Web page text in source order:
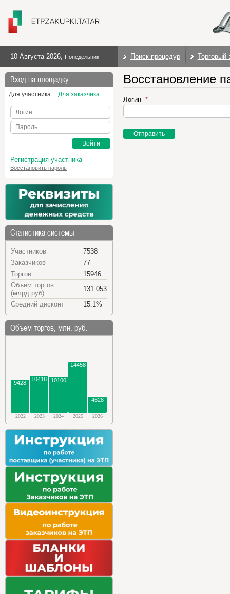
10 Августа 2026, Понедельник Поиск процедур Торговый
Вход на площадку
Для участника Для заказчика
Логин
Пароль
Войти
Регистрация участника
Восстановить пароль
Статистика системы
Участников
7538
Заказчиков
77
Торгов
15946
Объём торгов
(млрд.руб)
131.053
Средний дисконт
15.1%
Объем торгов, млн. руб.
9428
10418 10100
14458
4628
2022 2023 2024 2025 2026
Восстановление
Логин
Отправить